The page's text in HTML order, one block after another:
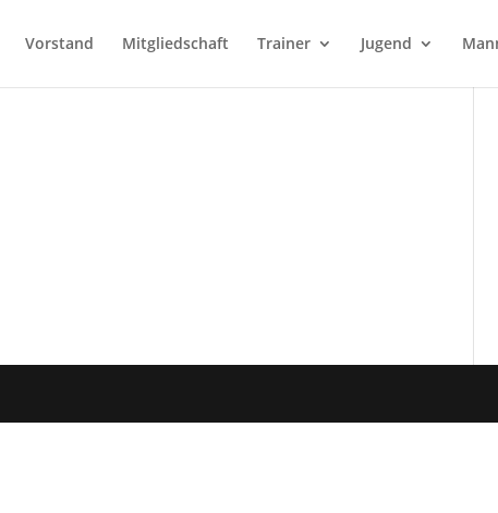
Vorstand Mitgliedschaft Trainer Jugend